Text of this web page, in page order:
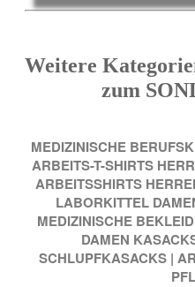
Weitere
zum
MEDIZINISCHE
ARBEITS-T-SHIRTS
ARBEITSSHIRTS
LABORKITTEL
MEDIZINISCHE
DAMEN
SCHLUPFKASACKS |